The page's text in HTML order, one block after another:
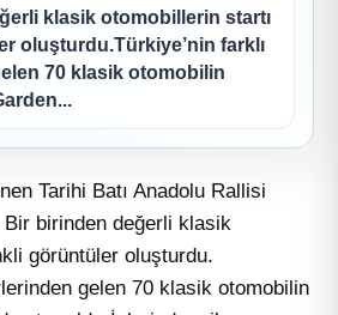
klasik otomobillerin startı
oluşturdu.Türkiye’nin farklı
70 klasik otomobilin
Tarihi Batı Anadolu Rallisi
Bir birinden değerli klasik
görüntüler oluşturdu.
gelen 70 klasik otomobilin